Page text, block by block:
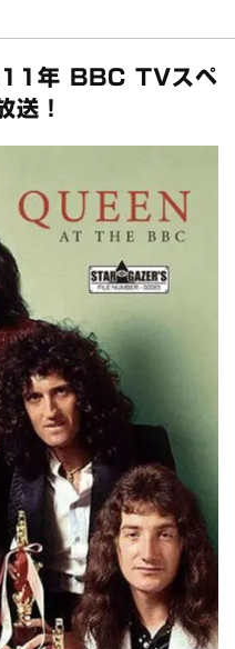
カーディフ公演 IEM/AUD 完
AM RING 公演 FHD 完
英国シェフィールド公演 完
公演 FHD 完全収録！
ドイツ W.O.A. 公演 FHD 完
ド州 2公演 SBD 完全収録！
’24公演 超高音質AI-SBD！
ーズ公演 超高音質
年 BBC TVスペ
！